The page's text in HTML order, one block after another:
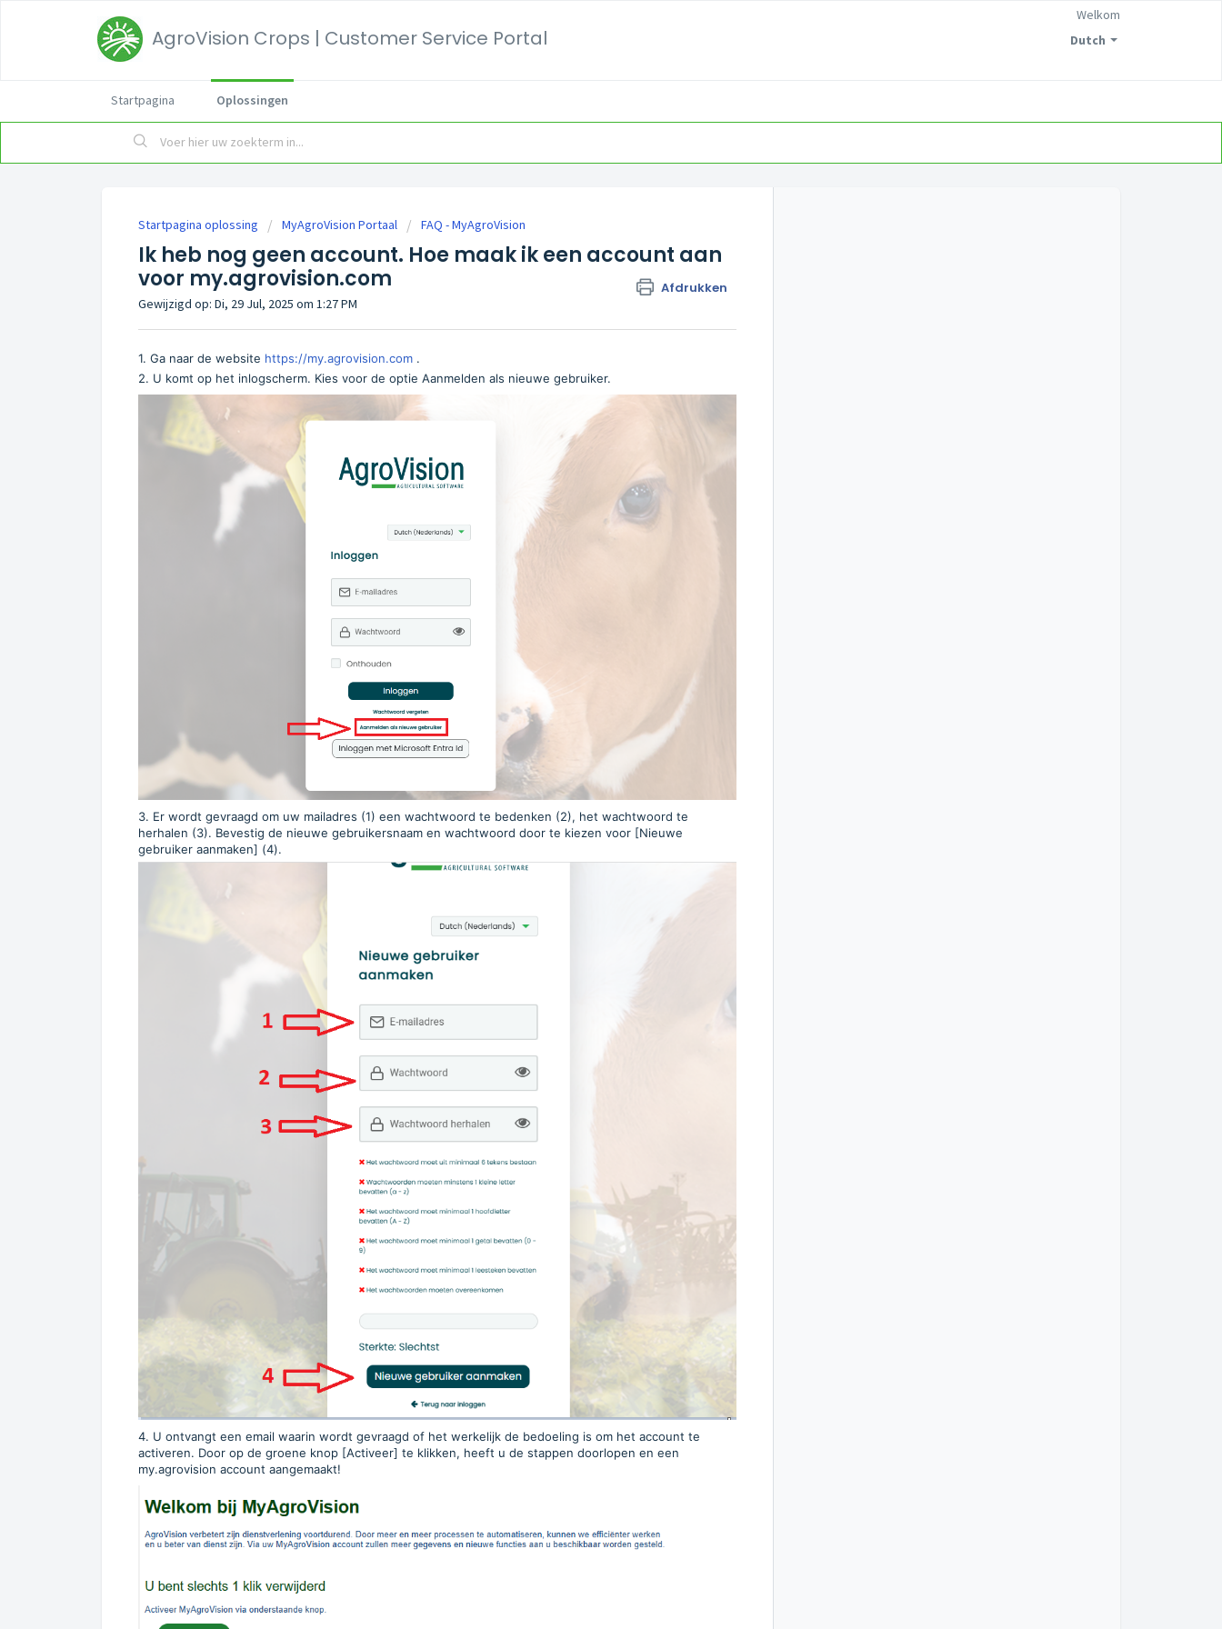
AgroVision Crops | Customer Service Portal Dutch
Welkom
Startpagina Oplossingen
Startpagina oplossing MyAgroVision Portaal FAQ - MyAgroVision
Ik heb nog geen account. Hoe maak ik een account aan
voor my.agrovision.com
Afdrukken
Gewijzigd op: Di, 29 Jul, 2025 om 1:27 PM
1. Ga naar de website https://my.agrovision.com .
2. U komt op het inlogscherm. Kies voor de optie Aanmelden als nieuwe gebruiker.
3. Er wordt gevraagd om uw mailadres (1) een wachtwoord te bedenken (2), het wachtwoord te
herhalen (3). Bevestig de nieuwe gebruikersnaam en wachtwoord door te kiezen voor [Nieuwe
gebruiker aanmaken] (4).
4. U ontvangt een email waarin wordt gevraagd of het werkelijk de bedoeling is om het account te
activeren. Door op de groene knop [Activeer] te klikken, heeft u de stappen doorlopen en een
my.agrovision account aangemaakt!